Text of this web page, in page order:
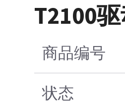
T2100
商品编号
状态